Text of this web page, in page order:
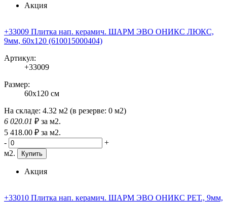
Акция
+33009 Плитка нап. керамич. ШАРМ ЭВО ОНИКС ЛЮКС,
9мм, 60x120 (610015000404)
Артикул:
+33009
Размер:
60x120 см
На складе: 4.32 м2 (в резерве: 0 м2)
6 020.01 ₽ за м2.
5 418.00 ₽ за м2.
-
+
м2.
Купить
Акция
+33010 Плитка нап. керамич. ШАРМ ЭВО ОНИКС РЕТ., 9мм,